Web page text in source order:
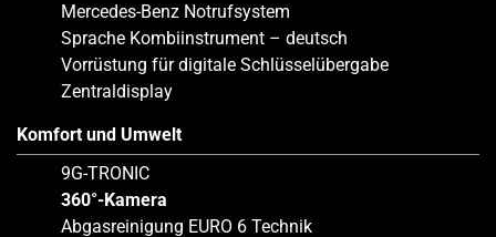
Mercedes-Benz Notrufsystem
Sprache Kombiinstrument – deutsch
Vorrüstung für digitale Schlüsselübergabe
Zentraldisplay
Komfort und Umwelt
9G-TRONIC
360°-Kamera
Abgasreinigung EURO 6 Technik